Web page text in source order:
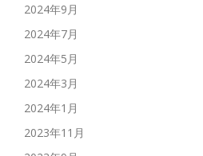
2024年9月
2024年7月
2024年5月
2024年3月
2024年1月
2023年11月